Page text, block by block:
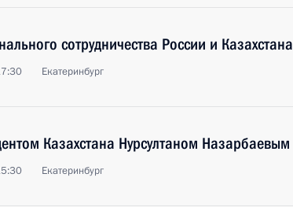
сотрудничества России и Казахстана
Екатеринбург
Казахстана Нурсултаном Назарбаевым
Екатеринбург